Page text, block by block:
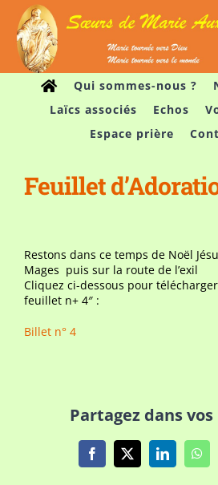
Passer
contenu
Qui sommes-nous ?
Laïcs associés
Echos
Espace prière
Feuillet
Restons dans ce temps de Noël
Mages puis sur la route de l’exil
Cliquez ci-dessous pour
feuillet n+ 4″ :
Billet n° 4
Partagez dans
Facebook
X LinkedIn